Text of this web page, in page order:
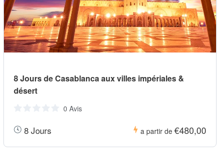
8 Jours de Casablanca aux villes impériales &
désert
0 Avis
8 Jours a partir de €480,00